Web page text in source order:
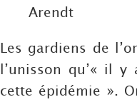
Arendt
Les gardiens de
l’unisson qu’« il
cette épidémie ».